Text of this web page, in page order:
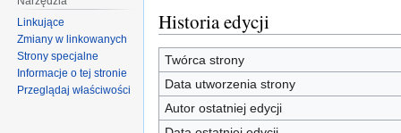
Historia edycji
Twórca strony
Data utworzenia strony
Autor ostatniej edycji
Linkujące
Zmiany w linkowanych
Strony specjalne
Informacje o tej stronie
Przeglądaj właściwości